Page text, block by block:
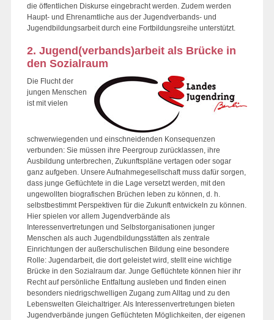
die öffentlichen Diskurse eingebracht werden. Zudem werden
Haupt- und Ehrenamtliche aus der Jugendverbands- und
Jugendbildungsarbeit durch eine Fortbildungsreihe unterstützt.
2. Jugend(verbands)arbeit als Brücke in
den Sozialraum
Die Flucht der
jungen Menschen
ist mit vielen
schwerwiegenden und einschneidenden Konsequenzen
verbunden: Sie müssen ihre Peergroup zurücklassen, ihre
Ausbildung unterbrechen, Zukunftspläne vertagen oder sogar
ganz aufgeben. Unsere Aufnahmegesellschaft muss dafür sorgen,
dass junge Geflüchtete in die Lage versetzt werden, mit den
ungewollten biografischen Brüchen leben zu können, d. h.
selbstbestimmt Perspektiven für die Zukunft entwickeln zu können.
Hier spielen vor allem Jugendverbände als
Interessenvertretungen und Selbstorganisationen junger
Menschen als auch Jugendbildungsstätten als zentrale
Einrichtungen der außerschulischen Bildung eine besondere
Rolle: Jugendarbeit, die dort geleistet wird, stellt eine wichtige
Brücke in den Sozialraum dar. Junge Geflüchtete können hier ihr
Recht auf persönliche Entfaltung ausleben und finden einen
besonders niedrigschwelligen Zugang zum Alltag und zu den
Lebenswelten Gleichaltriger. Als Interessenvertretungen bieten
Jugendverbände jungen Geflüchteten Möglichkeiten, der eigenen